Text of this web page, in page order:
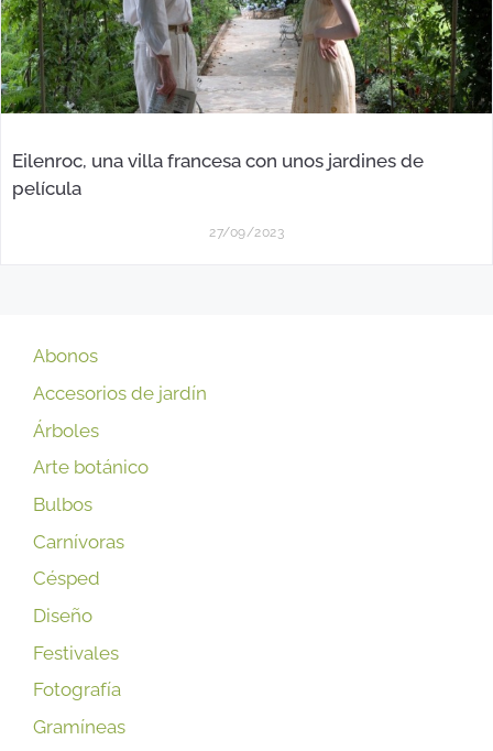
Eilenroc, una villa francesa con unos jardines de
película
27/09/2023
Abonos
Accesorios de jardín
Árboles
Arte botánico
Bulbos
Carnívoras
Césped
Diseño
Festivales
Fotografía
Gramíneas